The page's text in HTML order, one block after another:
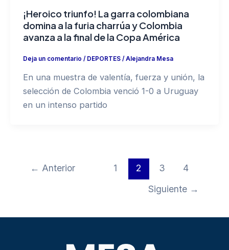
¡Heroico triunfo! La garra colombiana
domina a la furia charrúa y Colombia
avanza a la final de la Copa América
Deja un comentario / DEPORTES/ Alejandra Mesa
En una muestra de valentía, fuerza y unión, la
selección de Colombia venció 1-0 a Uruguay
en un intenso partido
← Anterior 1 2 3
4
Siguiente →